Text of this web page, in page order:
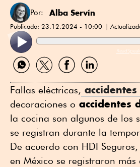
Por: Alba Servín
Publicado: 23.12.2024 - 10:00
Compartir
por
Compartir
por
Compartir
por
Compartir
por
Fallas eléctricas, accidentes
decoraciones o accidentes
la cocina son algunos de los
se registran durante la
De acuerdo con HDI
en México se registraron más